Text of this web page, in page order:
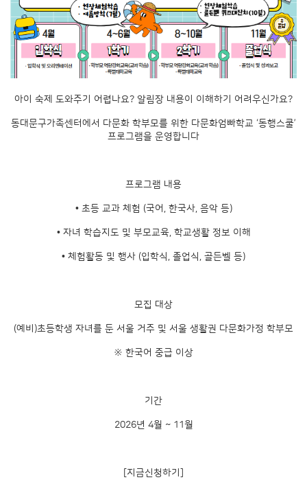
아이 숙제 도와주기 어렵나요? 알림장 내용이 이해하기 어려우신가요?
동대문구가족센터에서 다문화 학부모를 위한 다문화엄빠학교 ‘동행스쿨’
프로그램을 운영합니다
프로그램 내용
• 초등 교과 체험 (국어, 한국사, 음악 등)
• 자녀 학습지도 및 부모교육, 학교생활 정보 이해
• 체험활동 및 행사 (입학식, 졸업식, 골든벨 등)
모집 대상
(예비)초등학생 자녀를 둔 서울 거주 및 서울 생활권 다문화가정 학부모
※ 한국어 중급 이상
기간
2026년 4월 ~ 11월
[지금신청하기]